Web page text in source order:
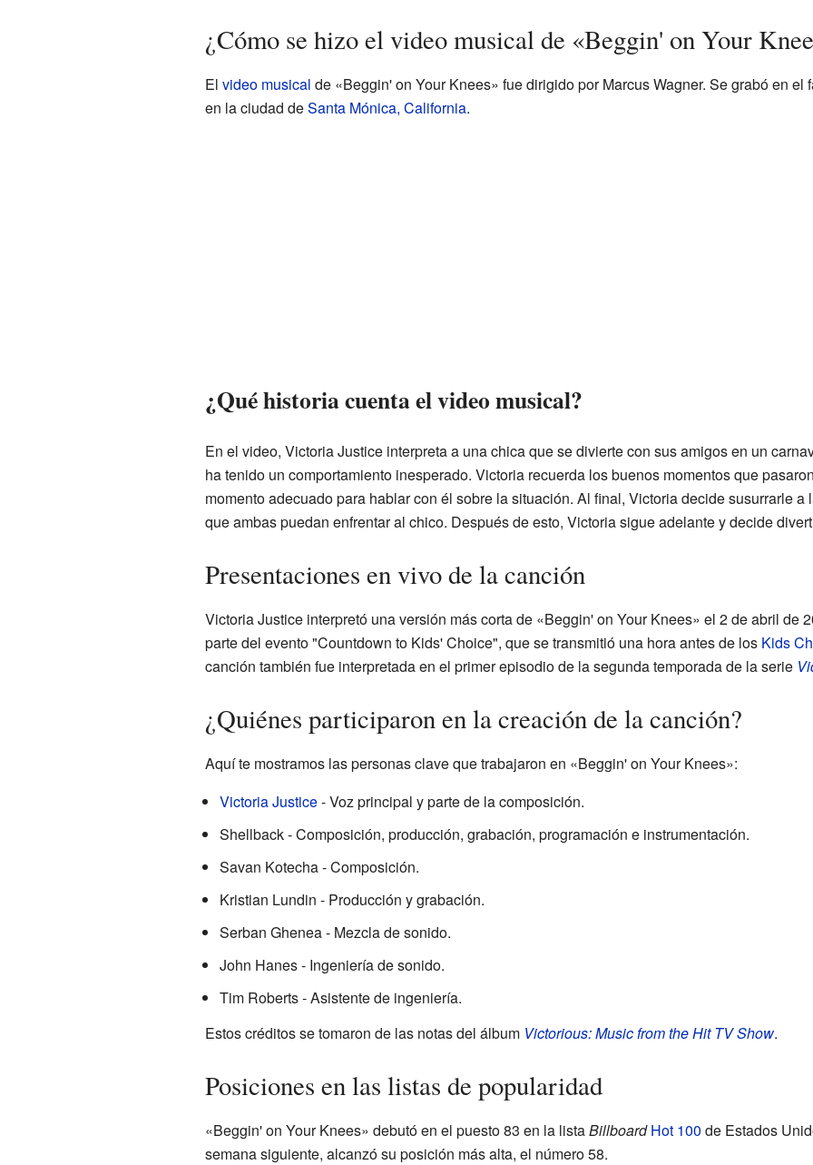
¿Cómo se hizo el video musical de «Beggin' on Your
El video musical de «Beggin' on Your Knees» fue dirigido por Marcus Wagner. Se grabó en el
en la ciudad deSanta Mónica, California.
¿Qué historia cuenta el video musical?
En el video, Victoria Justice interpreta a una chica que se divierte con sus amigos en un
ha tenido un comportamiento inesperado. Victoria recuerda los buenos momentos que
momento adecuado para hablar con él sobre la situación. Al final, Victoria decide susurrarle a
que ambas puedan enfrentar al chico. Después de esto, Victoria sigue adelante y decide
Presentaciones en vivo de la canción
Victoria Justice interpretó una versión más corta de «Beggin' on Your Knees» el 2 de abril de
parte del evento "Countdown to Kids' Choice", que se transmitió una hora antes de los Kids
canción también fue interpretada en el primer episodio de la segunda temporada de la serie
¿Quiénes participaron en la creación de la canción?
Aquí te mostramos las personas clave que trabajaron en «Beggin' on Your Knees»:
Victoria Justice- Voz principal y parte de la composición.
Shellback - Composición, producción, grabación, programación e instrumentación.
Savan Kotecha - Composición.
Kristian Lundin - Producción y grabación.
Serban Ghenea - Mezcla de sonido.
John Hanes - Ingeniería de sonido.
Tim Roberts - Asistente de ingeniería.
Estos créditos se tomaron de las notas del álbum Victorious: Music from the Hit TV Show.
Posiciones en las listas de popularidad
«Beggin' on Your Knees» debutó en el puesto 83 en la listaBillboard Hot 100 de Estados
semana siguiente, alcanzó su posición más alta, el número 58.